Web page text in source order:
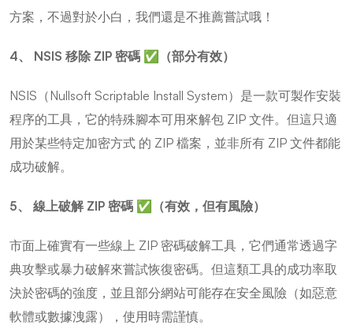
方案，不過對於小白，我們還是不推薦嘗試哦！
4、 NSIS 移除 ZIP 密碼 ✅（部分有效）
NSIS（Nullsoft Scriptable Install System）是一款可製作安裝
程序的工具，它的特殊腳本可用來解包 ZIP 文件。但這只適
用於某些特定加密方式 的 ZIP 檔案，並非所有 ZIP 文件都能
成功破解。
5、 線上破解 ZIP 密碼 ✅（有效，但有風險）
市面上確實有一些線上 ZIP 密碼破解工具，它們通常透過字
典攻擊或暴力破解來嘗試恢復密碼。但這類工具的成功率取
決於密碼的強度，並且部分網站可能存在安全風險（如惡意
軟體或數據洩露），使用時需謹慎。